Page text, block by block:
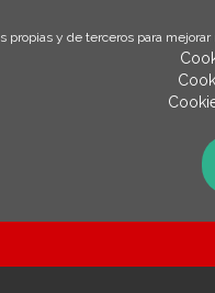
propias y de terceros para